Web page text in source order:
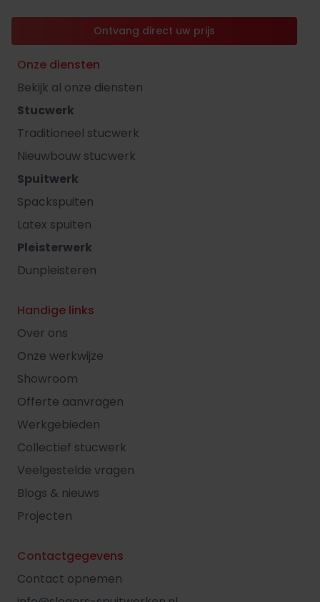
Ontvang direct uw prijs
Onze diensten
Bekijk al onze diensten
Stucwerk
Traditioneel stucwerk
Nieuwbouw stucwerk
Spuitwerk
Spackspuiten
Latex spuiten
Pleisterwerk
Dunpleisteren
Handige links
Over ons
Onze werkwijze
Showroom
Offerte aanvragen
Werkgebieden
Collectief stucwerk
Veelgestelde vragen
Blogs & nieuws
Projecten
Contactgegevens
Contact opnemen